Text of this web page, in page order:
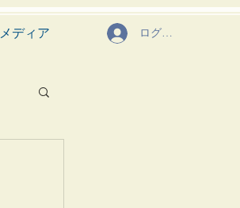
メディア ログイン